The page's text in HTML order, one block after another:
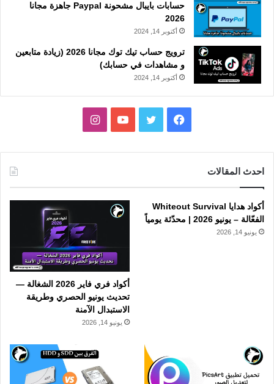
حسابات بايبال مشحونة Paypal جاهزة مجانا
2026
أكتوبر 14, 2024
ترويج حساب تيك توك مجانا 2026 (زيادة متابعين
و مشاهدات في حسابك)
أكتوبر 14, 2024
فيسبوك تويتر يوتيوبانستقرام
احدث المقالات
أكواد هدايا Whiteout Survival
الفعّالة – يونيو 2026 | محدّثة يومياً
يونيو 14, 2026
أكواد فري فاير 2026 الشغالة —
تحديث يونيو الحصري وطريقة
الاستبدال الآمنة
يونيو 14, 2026